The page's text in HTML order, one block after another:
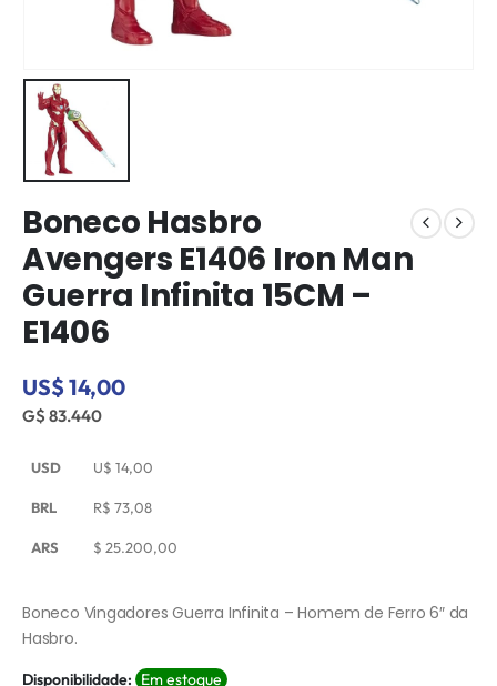
Boneco Hasbro
Avengers E1406 Iron Man
Guerra Infinita 15CM –
E1406
US$ 14,00
G$ 83.440
USD U$ 14,00
BRL R$ 73,08
ARS $ 25.200,00
Boneco Vingadores Guerra Infinita – Homem de Ferro 6″ da
Hasbro.
Disponibilidade: Em estoque